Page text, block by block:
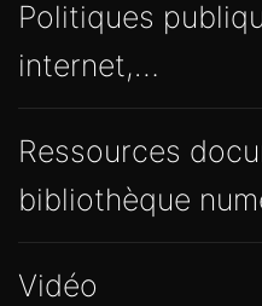
Politiques
internet,…
Ressources
bibliothèque
Vidéo